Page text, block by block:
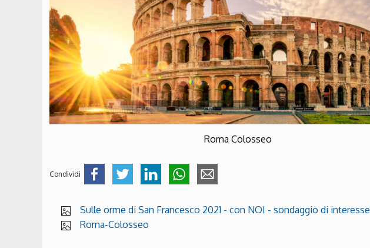
Roma Colosseo
Condividi
Sulle orme di San Francesco 2021 - con NOI - sondaggio di interesse
Roma-Colosseo